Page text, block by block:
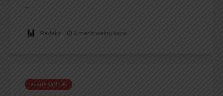
...
Redaksi 2 menit waktu baca
BERITA KAMPUS